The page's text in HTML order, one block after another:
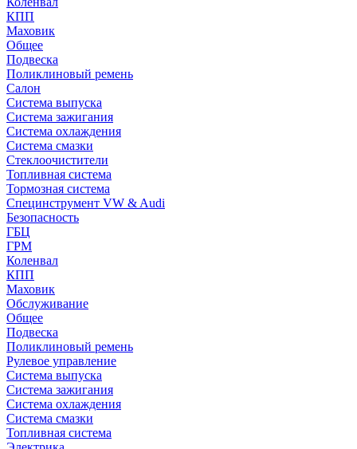
КПП
Маховик
Общее
Подвеска
Поликлиновый ремень
Салон
Система выпуска
Система зажигания
Система охлаждения
Система смазки
Стеклоочистители
Топливная система
Тормозная система
Специнструмент VW & Audi
Безопасность
ГБЦ
ГРМ
Коленвал
КПП
Маховик
Обслуживание
Общее
Подвеска
Поликлиновый ремень
Рулевое управление
Система выпуска
Система зажигания
Система охлаждения
Система смазки
Топливная система